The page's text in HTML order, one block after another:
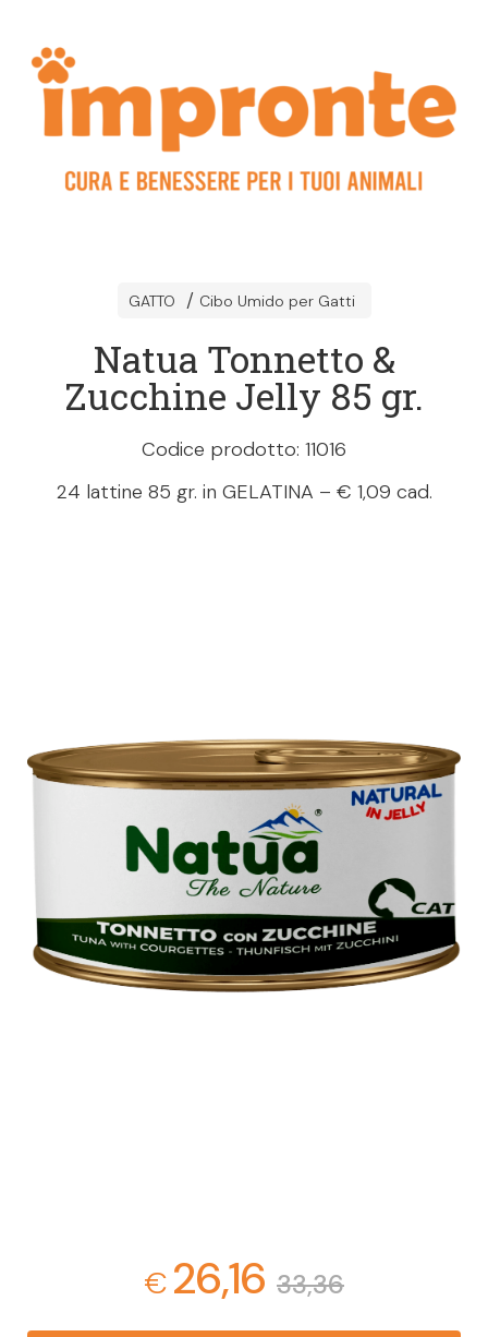
GATTO Cibo Umido per Gatti
Natua Tonnetto &
Zucchine Jelly 85 gr.
Codice prodotto: 11016
24 lattine 85 gr. in GELATINA – € 1,09 cad.
€26,16 33,36